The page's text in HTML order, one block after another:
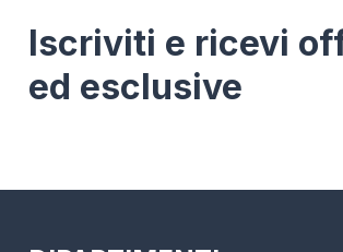
Iscriviti e ricevi
ed esclusive